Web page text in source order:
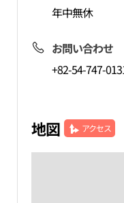
年中無休
お問い合わせ
+82-54-747-
地図 アクセス